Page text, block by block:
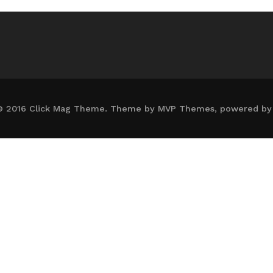
2016 Click Mag Theme. Theme by MVP Themes, powered by